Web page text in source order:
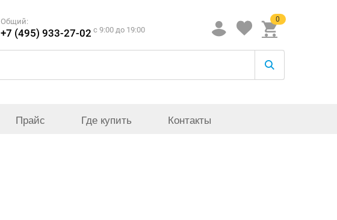
Общий:
+7 (495) 933-27-02 c 9:00 до 19:00
0
Прайс Где купить Контакты